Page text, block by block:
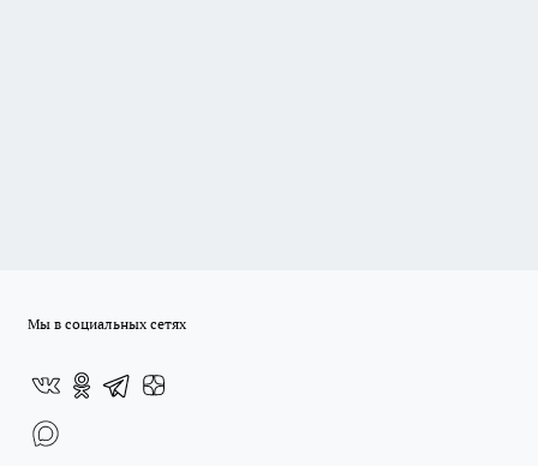
Мы в социальных сетях